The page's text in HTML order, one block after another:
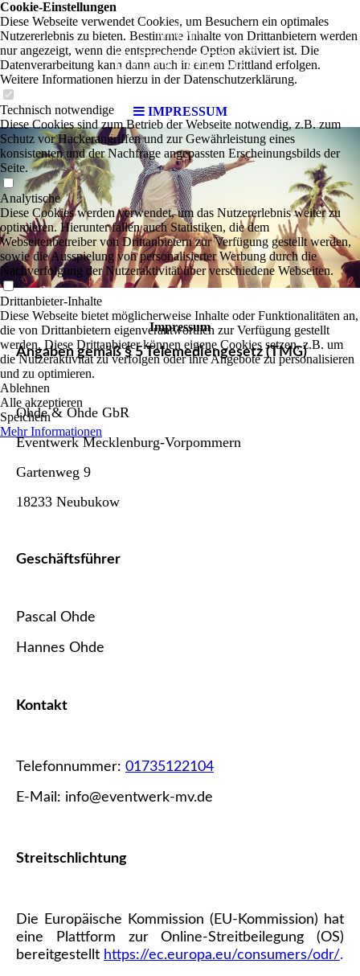
IMPRESSUM
Impressum
Angaben gemäß § 5 Telemediengesetz (TMG)
Ohde & Ohde GbR
Eventwerk Mecklenburg-Vorpommern
Gartenweg 9
18233 Neubukow
Geschäftsführer
Pascal Ohde
Hannes Ohde
Kontakt
Telefonnummer: 01735122104
E-Mail: info@eventwerk-mv.de
Streitschlichtung
Die Europäische Kommission (EU-Kommission) hat
eine Plattform zur Online-Streitbeilegung (OS)
bereitgestellt https://ec.europa.eu/consumers/odr/.
Cookie-Einstellungen
Diese Webseite verwendet Cookies, um Besuchern ein optimales
Nutzererlebnis zu bieten. Bestimmte Inhalte von Drittanbietern werden
nur angezeigt, wenn die entsprechende Option aktiviert ist. Die
Datenverarbeitung kann dann auch in einem Drittland erfolgen.
Weitere Informationen hierzu in der Datenschutzerklärung.
Technisch notwendige
Diese Cookies sind zum Betrieb der Webseite notwendig, z.B. zum
Schutz vor Hackerangriffen und zur Gewährleistung eines
konsistenten und der Nachfrage angepassten Erscheinungsbilds der
Seite.
Analytische
Diese Cookies werden verwendet, um das Nutzererlebnis weiter zu
optimieren. Hierunter fallen auch Statistiken, die dem
Webseitenbetreiber von Drittanbietern zur Verfügung gestellt werden,
sowie die Ausspielung von personalisierter Werbung durch die
Nachverfolgung der Nutzeraktivität über verschiedene Webseiten.
Drittanbieter-Inhalte
Diese Webseite bietet möglicherweise Inhalte oder Funktionalitäten an,
die von Drittanbietern eigenverantwortlich zur Verfügung gestellt
werden. Diese Drittanbieter können eigene Cookies setzen, z.B. um
die Nutzeraktivität zu verfolgen oder ihre Angebote zu personalisieren
und zu optimieren.
Ablehnen
Alle akzeptieren
Speichern
Mehr Informationen